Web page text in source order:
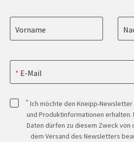
Vorname
E-Mail
* Ich möchte den Kneipp-
und Produktinformationen erhalten.
Daten dürfen zu diesem Zweck von
dem Versand des Newsletters